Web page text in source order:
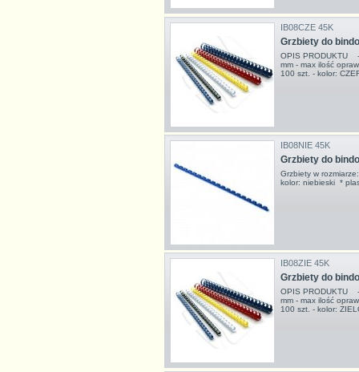
IB08CZE 45K
Grzbiety do
OPIS PRODUKTU
mm - max ilość
100 szt. - kolor:
IB08NIE 45K
Grzbiety do
Grzbiety w
kolor: niebieski *
IB08ZIE 45K
Grzbiety do
OPIS PRODUKTU
mm - max ilość
100 szt. - kolor: